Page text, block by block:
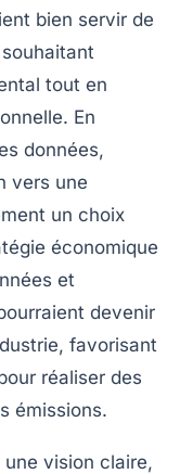
bien servir de
tout en
En
données,
vers une
un choix
économique
et
devenir
favorisant
réaliser des
émissions.
une vision claire,